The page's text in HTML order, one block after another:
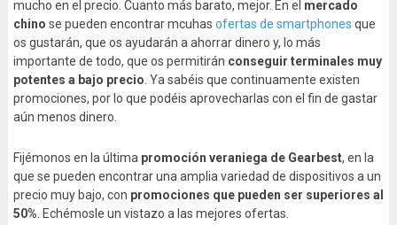
mucho en el precio. Cuanto más barato, mejor. En el mercado
chino se pueden encontrar mcuhas ofertas de smartphones que
os gustarán, que os ayudarán a ahorrar dinero y, lo más
importante de todo, que os permitirán conseguir terminales muy
potentes a bajo precio . Ya sabéis que continuamente existen
promociones, por lo que podéis aprovecharlas con el fin de gastar
aún menos dinero.
Fijémonos en la última promoción veraniega de Gearbest, en la
que se pueden encontrar una amplia variedad de dispositivos a un
precio muy bajo, con promociones que pueden ser superiores al
50% . Echémosle un vistazo a las mejores ofertas.